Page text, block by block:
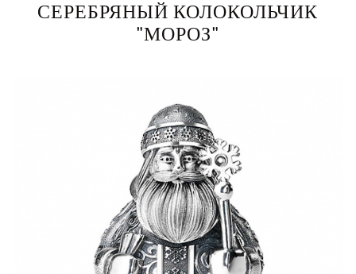
СЕРЕБРЯНЫЙ КОЛОКОЛЬЧИК
"МОРОЗ"